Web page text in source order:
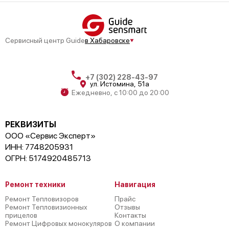
Сервисный центр Guideв Хабаровске
+7 (302) 228-43-97
ул. Истомина, 51а
Ежедневно, с 10:00 до 20:00
РЕКВИЗИТЫ
ООО «Сервис Эксперт»
ИНН: 7748205931
ОГРН: 5174920485713
Ремонт техники
Ремонт Тепловизоров
Ремонт Тепловизионных
прицелов
Ремонт Цифровых монокуляров
Навигация
Прайс
Отзывы
Контакты
О компании